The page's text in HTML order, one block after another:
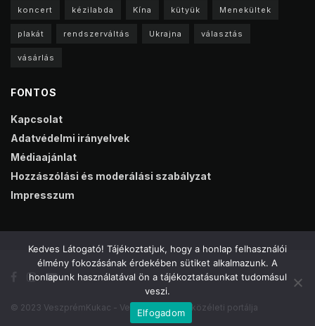
koncert kézilabda Kína kütyük Menekültek
plakát rendszerváltás Ukrajna választás
vásárlás
FONTOS
Kapcsolat
Adatvédelmi irányelvek
Médiaajánlat
Hozzászólási és moderálási szabályzat
Impresszum
© 2023 VeszprémKukac - Veszprém online közéleti portálja
Kedves Látogató! Tájékoztatjuk, hogy a honlap felhasználói
élmény fokozásának érdekében sütiket alkalmazunk. A
honlapunk használatával ön a tájékoztatásunkat tudomásul
veszi.
Elfogadom